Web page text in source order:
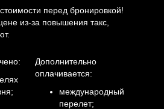
перед бронировкой!
из-за повышения такс,
Дополнительно
оплачивается:
международный
перелет;